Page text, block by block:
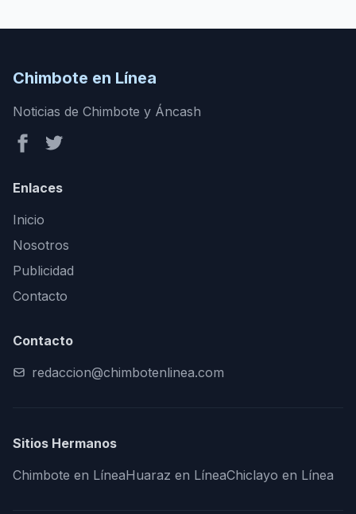
Chimbote en Línea
Noticias de Chimbote y Áncash
Enlaces
Inicio
Nosotros
Publicidad
Contacto
Contacto
redaccion@chimbotenlinea.com
Sitios Hermanos
Chimbote en LíneaHuaraz en LíneaChiclayo en Línea